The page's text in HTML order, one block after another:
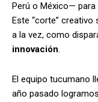
Perú o México— para
Este “corte”
a la vez, como
innovación.
El equipo tucumano
año pasado